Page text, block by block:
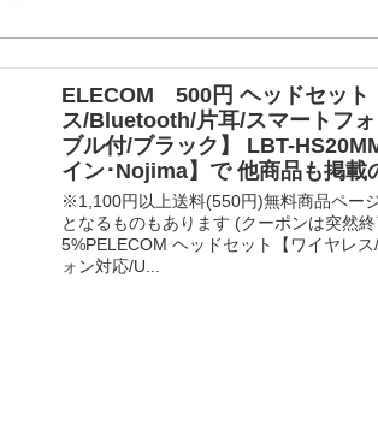
ELECOM 500円 ヘッドセット
ス/Bluetooth/片耳/スマートフ
ブル付/ブラック】 LBT-
イン･Nojima】で 他商品も掲載
※1,100円以上送料(550円)無料商品ペー
となるものもあります (クーポンは突然
5%PELECOM ヘッドセット【ワイヤレ
ォン対応/U...